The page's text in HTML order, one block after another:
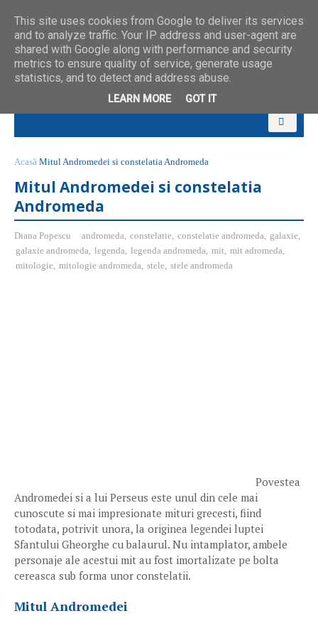
Acasă Mitul Andromedei si constelatia Andromeda
Mitul Andromedei si constelatia
Andromeda
Diana Popescu andromeda, constelatie, constelatie andromeda, galaxie,
galaxie andromeda, legenda, legenda andromeda, mit, mit adromeda,
mitologie, mitologie andromeda, stele, stele andromeda
Povestea
Andromedei si a lui Perseus este unul din cele mai
cunoscute si mai impresionate mituri grecesti, fiind
totodata, potrivit unora, la originea legendei luptei
Sfantului Gheorghe cu balaurul. Nu intamplator, ambele
personaje ale acestui mit au fost imortalizate pe bolta
cereasca sub forma unor constelatii.
Mitul Andromedei
This site uses cookies from Google to deliver its services
and to analyze traffic. Your IP address and user-agent are
shared with Google along with performance and security
metrics to ensure quality of service, generate usage
statistics, and to detect and address abuse.
LEARN MORE GOT IT